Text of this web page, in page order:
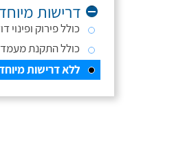
דרישות
כולל פירוק ופינוי
כולל התקנת מעמד
ללא דרישות